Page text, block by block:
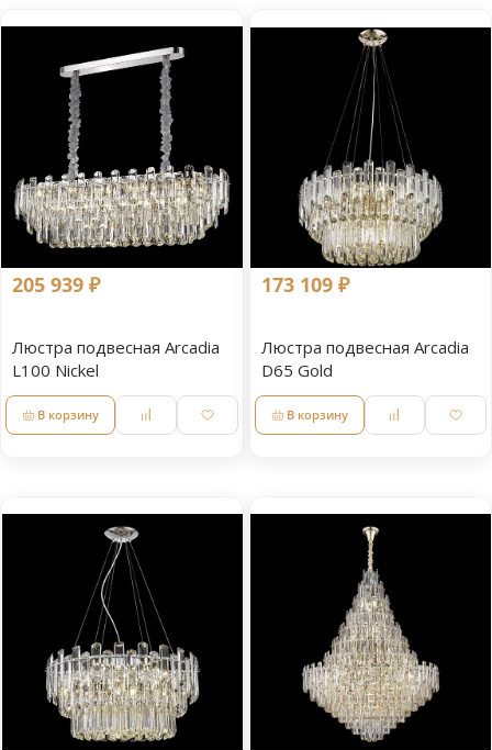
205 939 ₽
Люстра подвесная Arcadia
L100 Nickel
В корзину
173 109 ₽
Люстра подвесная Arcadia
D65 Gold
В корзину